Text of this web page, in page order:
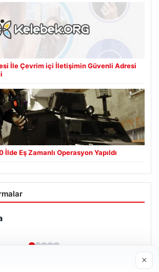
İle Çevrim içi İletişimin Güvenli Adresi
İlde Eş Zamanlı Operasyon Yapıldı
×